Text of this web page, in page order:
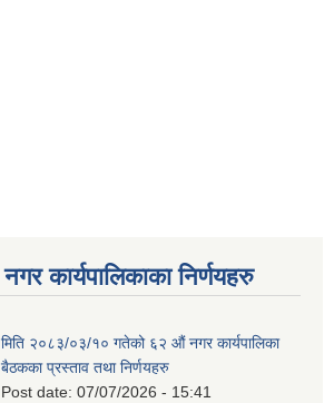
नगर कार्यपालिकाका निर्णयहरु
मिति २०८३/०३/१० गतेको ६२ औं नगर कार्यपालिका
बैठकका प्रस्ताव तथा निर्णयहरु
Post date: 07/07/2026 - 15:41